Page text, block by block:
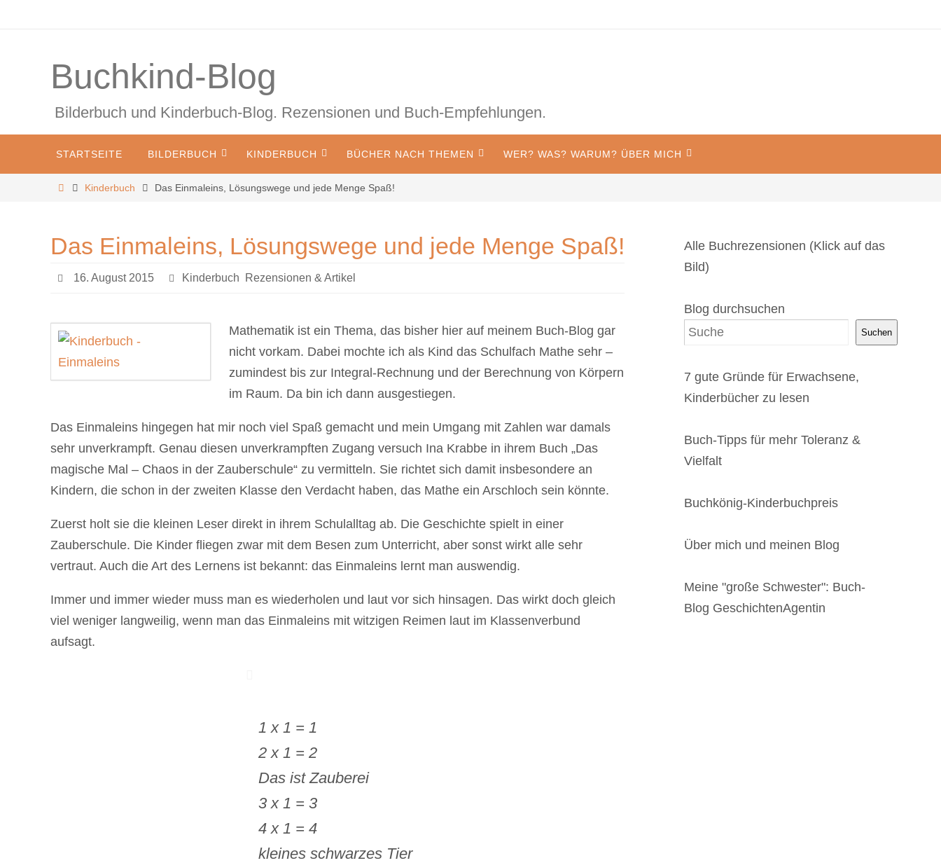
Buchkind-Blog
Bilderbuch und Kinderbuch-Blog. Rezensionen und Buch-Empfehlungen.
springen
STARTSEITE BILDERBUCH KINDERBUCH BÜCHER NACH THEMEN WER? WAS? WARUM? ÜBER MICH
StartKinderbuch Das Einmaleins, Lösungswege und jede Menge Spaß!
Das Einmaleins, Lösungswege und jede Menge Spaß!
16. August 2015 Kinderbuch Rezensionen & Artikel
Mathematik ist ein Thema, das bisher hier auf meinem Buch-Blog gar
nicht vorkam. Dabei mochte ich als Kind das Schulfach Mathe sehr –
zumindest bis zur Integral-Rechnung und der Berechnung von Körpern
im Raum. Da bin ich dann ausgestiegen.
Das Einmaleins hingegen hat mir noch viel Spaß gemacht und mein Umgang mit Zahlen war damals
sehr unverkrampft. Genau diesen unverkrampften Zugang versuch Ina Krabbe in ihrem Buch „Das
magische Mal – Chaos in der Zauberschule“ zu vermitteln. Sie richtet sich damit insbesondere an
Kindern, die schon in der zweiten Klasse den Verdacht haben, das Mathe ein Arschloch sein könnte.
Zuerst holt sie die kleinen Leser direkt in ihrem Schulalltag ab. Die Geschichte spielt in einer
Zauberschule. Die Kinder fliegen zwar mit dem Besen zum Unterricht, aber sonst wirkt alle sehr
vertraut. Auch die Art des Lernens ist bekannt: das Einmaleins lernt man auswendig.
Immer und immer wieder muss man es wiederholen und laut vor sich hinsagen. Das wirkt doch gleich
viel weniger langweilig, wenn man das Einmaleins mit witzigen Reimen laut im Klassenverbund
aufsagt.
1 x 1 = 1
2 x 1 = 2
Das ist Zauberei
3 x 1 = 3
4 x 1 = 4
kleines schwarzes Tier
Alle Buchrezensionen (Klick auf das
Bild)
Blog durchsuchen
Suchen
7 gute Gründe für Erwachsene,
Kinderbücher zu lesen
Buch-Tipps für mehr Toleranz &
Vielfalt
Buchkönig-Kinderbuchpreis
Über mich und meinen Blog
Meine "große Schwester": Buch-
Blog GeschichtenAgentin